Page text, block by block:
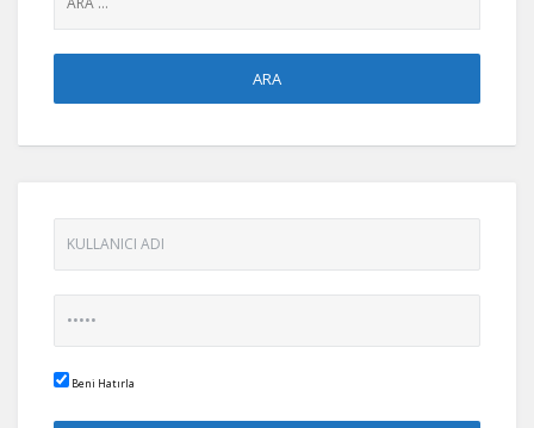
Beni Hatırla